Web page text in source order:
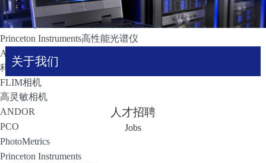
Arcoptix傅里叶变换红外光谱仪
Ocean Optics光纤光谱仪
Princeton Instruments高性能光谱仪
APE光谱仪
科学成像
FLIM相机
高灵敏相机
ANDOR
PCO
PhotoMetrics
Princeton Instruments
关于我们
人才招聘
Jobs